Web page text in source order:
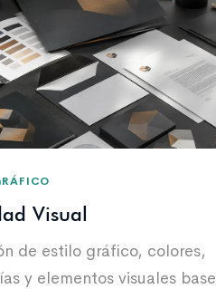
Visual
de estilo gráfico, colores,
y elementos visuales base